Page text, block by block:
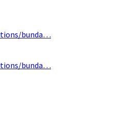
bunda…
bunda…